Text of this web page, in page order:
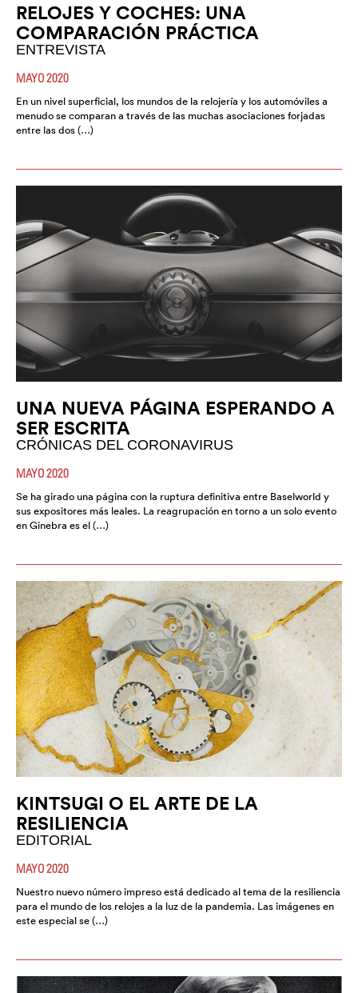
RELOJES Y COCHES: UNA
COMPARACIÓN PRÁCTICA
ENTREVISTA
MAYO 2020
En un nivel superficial, los mundos de la relojería y los automóviles a
menudo se comparan a través de las muchas asociaciones forjadas
entre las dos (…)
UNA NUEVA PÁGINA ESPERANDO A
SER ESCRITA
CRÓNICAS DEL CORONAVIRUS
MAYO 2020
Se ha girado una página con la ruptura definitiva entre Baselworld y
sus expositores más leales. La reagrupación en torno a un solo evento
en Ginebra es el (…)
KINTSUGI O EL ARTE DE LA
RESILIENCIA
EDITORIAL
MAYO 2020
Nuestro nuevo número impreso está dedicado al tema de la resiliencia
para el mundo de los relojes a la luz de la pandemia. Las imágenes en
este especial se (…)